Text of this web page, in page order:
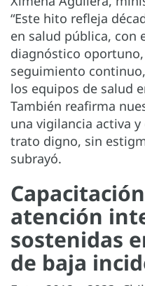
“Este hito refleja
en salud pública, con
diagnóstico
seguimiento
los equipos de salud
También reafirma
una vigilancia activa
trato digno, sin
subrayó.
atención
sostenidas
de baja